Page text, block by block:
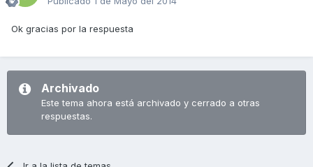
Ok gracias por la respuesta
Archivado
Este tema ahora está archivado y cerrado a otras
respuestas.